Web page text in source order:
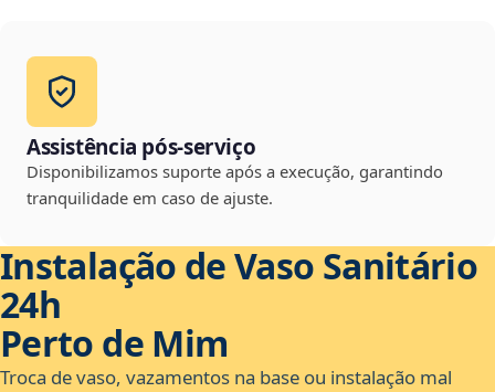
Assistência pós-serviço
Disponibilizamos suporte após a execução, garantindo
tranquilidade em caso de ajuste.
Instalação de Vaso Sanitário
24h
Perto de Mim
Troca de vaso, vazamentos na base ou instalação mal